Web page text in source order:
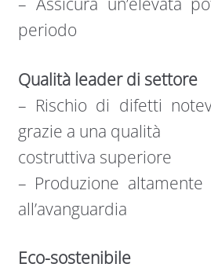
periodo
Qualità leader di settore
– Rischio di difetti
grazie a una qualità
costruttiva superiore
– Produzione altamente
all’avanguardia
Eco-sostenibile